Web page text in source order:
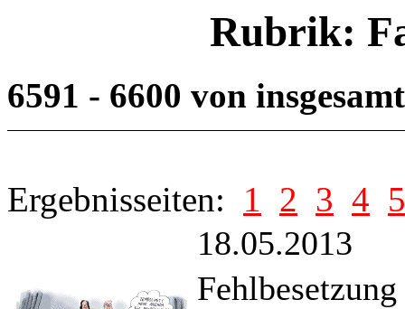
Rubrik:
6591 - 6600 von
Ergebnisseiten: 1 2 3 4 5
18.05.2013